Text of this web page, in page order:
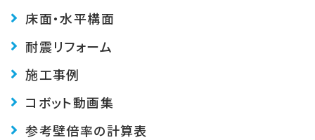
床面・水平構面
耐震リフォーム
施工事例
コボット動画集
参考壁倍率の計算表